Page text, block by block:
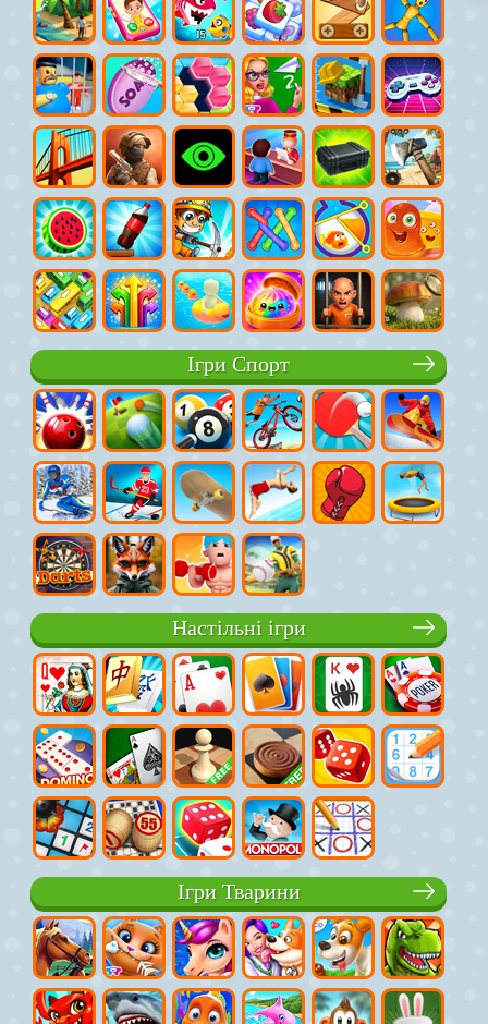
Ігри Спорт
Настільні ігри
Ігри Тварини